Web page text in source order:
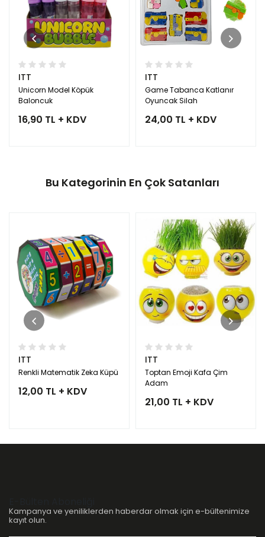
ITT
Unicorn Model Köpük
Baloncuk
16,90 TL + KDV
ITT
Game Tabanca Katlanır
Oyuncak Silah
24,00 TL + KDV
Bu Kategorinin En Çok Satanları
ITT
Renkli Matematik Zeka Küpü
12,00 TL + KDV
ITT
Toptan Emoji Kafa Çim
Adam
21,00 TL + KDV
Kampanya ve yeniliklerden haberdar olmak için e-bültenimize
kayıt olun.